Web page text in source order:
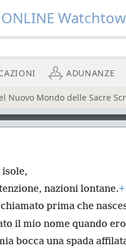
ONLINE
ADUNANZE
Nuovo Mondo delle Sacre
nazioni lontane.+
prima che
il mio nome quando
bocca una spada